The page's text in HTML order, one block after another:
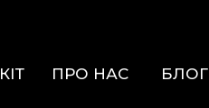
ПРО НАС БЛОГ